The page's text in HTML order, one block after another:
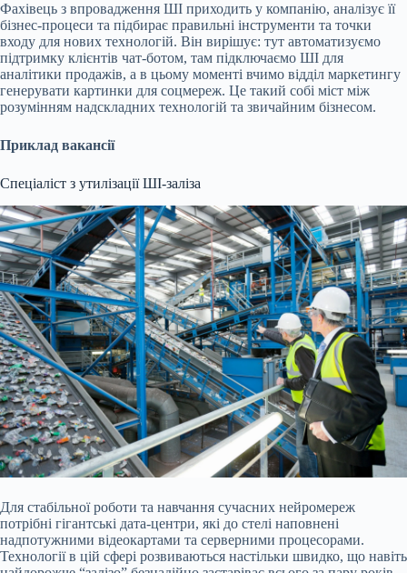
Фахівець з впровадження ШІ приходить у компанію, аналізує її
бізнес-процеси та підбирає правильні інструменти та точки
входу для нових технологій. Він вирішує: тут автоматизуємо
підтримку клієнтів чат-ботом, там підключаємо ШІ для
аналітики продажів, а в цьому моменті вчимо відділ маркетингу
генерувати картинки для соцмереж. Це такий собі міст між
розумінням надскладних технологій та звичайним бізнесом.
Приклад вакансії
Спеціаліст з утилізації ШІ-заліза
Для стабільної роботи та навчання сучасних нейромереж
потрібні гігантські дата-центри, які до стелі наповнені
надпотужними відеокартами та серверними процесорами.
Технології в цій сфері розвиваються настільки швидко, що навіть